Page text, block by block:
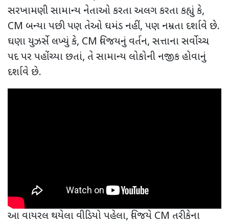
સરખામણી સામાન્ય નેતાઓ કરતા અલગ કરતા કહ્યું કે,
CM બન્યા પછી પણ તેઓ ઘમંડ નહીં, પણ નમ્રતા દર્શાવે છે.
ઘણા યુઝર્સે લખ્યું કે, CM વિજયનું વર્તન, સત્તાના સર્વોચ્ચ
પદ પર પહોંચ્યા છતાં, તે સામાન્ય લોકોની નજીક હોવાનું
દર્શાવે છે.
આ વાયરલ થયેલા વીડિયો પહેલા, વિજયે CM તરીકેના